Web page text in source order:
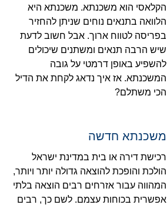
הקלאסי הוא משכנתא. משכנתא היא
הלוואה בתנאים נוחים שניתן להחזיר
בפריסה לטווח ארוך. אבל חשוב לדעת
שיש הרבה תנאים ומשתנים שיכולים
להשפיע באופן דרמטי על גובה
המשכנתא. אז איך נדאג לקחת את הדיל
הכי משתלם?
משכנתא חדשה
רכישת דירה או בית במדינת ישראל
הולכת והופכת להוצאה גדולה יותר ויותר,
המהווה עבור אזרחים רבים הוצאה בלתי
אפשרית בכוחות עצמם. לשם כך, רבים